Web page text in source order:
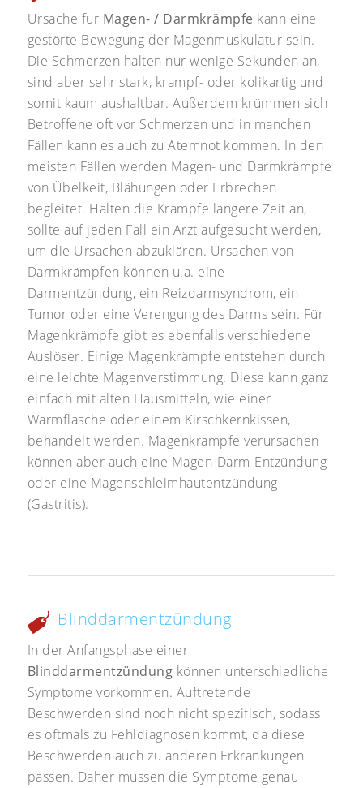
Ursache für Magen- / Darmkrämpfe kann eine
gestörte Bewegung der Magenmuskulatur sein.
Die Schmerzen halten nur wenige Sekunden an,
sind aber sehr stark, krampf- oder kolikartig und
somit kaum aushaltbar. Außerdem krümmen sich
Betroffene oft vor Schmerzen und in manchen
Fällen kann es auch zu Atemnot kommen. In den
meisten Fällen werden Magen- und Darmkrämpfe
von Übelkeit, Blähungen oder Erbrechen
begleitet. Halten die Krämpfe längere Zeit an,
sollte auf jeden Fall ein Arzt aufgesucht werden,
um die Ursachen abzuklären. Ursachen von
Darmkrämpfen können u.a. eine
Darmentzündung, ein Reizdarmsyndrom, ein
Tumor oder eine Verengung des Darms sein. Für
Magenkrämpfe gibt es ebenfalls verschiedene
Auslöser. Einige Magenkrämpfe entstehen durch
eine leichte Magenverstimmung. Diese kann ganz
einfach mit alten Hausmitteln, wie einer
Wärmflasche oder einem Kirschkernkissen,
behandelt werden. Magenkrämpfe verursachen
können aber auch eine Magen-Darm-Entzündung
oder eine Magenschleimhautentzündung
(Gastritis).
Blinddarmentzündung
In der Anfangsphase einer
Blinddarmentzündung können unterschiedliche
Symptome vorkommen. Auftretende
Beschwerden sind noch nicht spezifisch, sodass
es oftmals zu Fehldiagnosen kommt, da diese
Beschwerden auch zu anderen Erkrankungen
passen. Daher müssen die Symptome genau